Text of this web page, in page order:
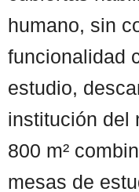
humano, sin
funcionalidad
estudio,
institución del
800 m²
mesas de